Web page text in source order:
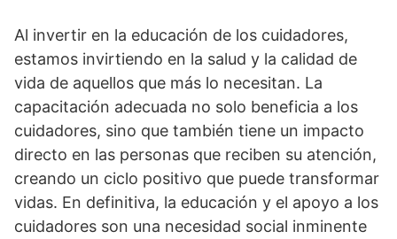
Al invertir en la educación de los cuidadores,
estamos invirtiendo en la salud y la calidad de
vida de aquellos que más lo necesitan. La
capacitación adecuada no solo beneficia a los
cuidadores, sino que también tiene un impacto
directo en las personas que reciben su atención,
creando un ciclo positivo que puede transformar
vidas. En definitiva, la educación y el apoyo a los
cuidadores son una necesidad social inminente